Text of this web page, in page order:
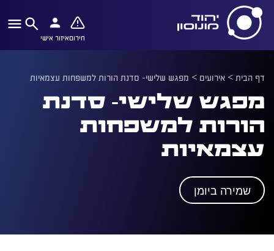
חירוםאיזור אישי
דף הבית> אירועים > מפגש שלישי- סדנת הורות למשפחות עצמאיות
מפגש שלישי- סדנת
הורות למשפחות
עצמאיות
שמירה ביומן